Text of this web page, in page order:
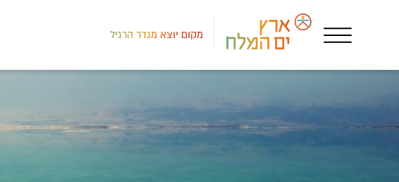
מקום יוצא מגדר הרגיל